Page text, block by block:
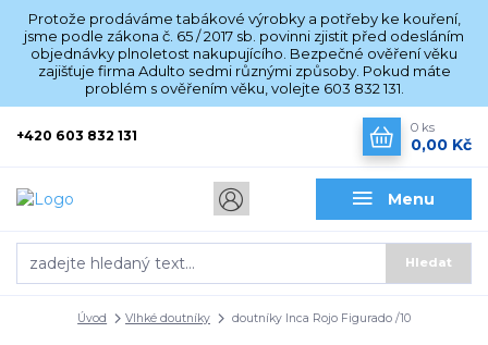
Protože prodáváme tabákové výrobky a potřeby ke kouření,
jsme podle zákona č. 65 / 2017 sb. povinni zjistit před odesláním
objednávky plnoletost nakupujícího. Bezpečné ověření věku
zajišťuje firma Adulto sedmi různými způsoby. Pokud máte
problém s ověřením věku, volejte 603 832 131.
Menu
Hledat
+420 603 832 131
0 ks
0,00 Kč
Úvod Vlhké doutníky doutníky Inca Rojo Figurado /10